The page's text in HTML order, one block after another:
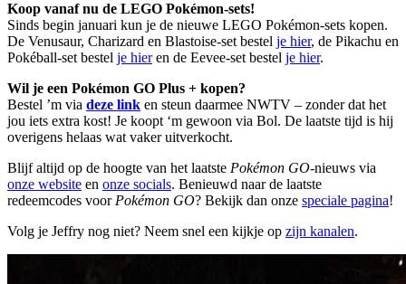
Koop vanaf nu de LEGO Pokémon-sets!
Sinds begin januari kun je de nieuwe LEGO Pokémon-sets kopen.
De Venusaur, Charizard en Blastoise-set bestel je hier, de Pikachu en
Pokéball-set bestel je hieren de Eevee-set bestel je hier.
Wil je een Pokémon GO Plus + kopen?
Bestel ’m via deze link en steun daarmee NWTV – zonder dat het
jou iets extra kost! Je koopt ‘m gewoon via Bol. De laatste tijd is hij
overigens helaas wat vaker uitverkocht.
Blijf altijd op de hoogte van het laatste Pokémon GO-nieuws via
onze website en onze socials. Benieuwd naar de laatste
redeemcodes voor Pokémon GO? Bekijk dan onze speciale pagina!
Volg je Jeffry nog niet? Neem snel een kijkje op zijn kanalen.